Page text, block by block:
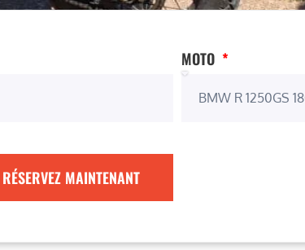
MOTO
RÉSERVEZ MAINTENANT